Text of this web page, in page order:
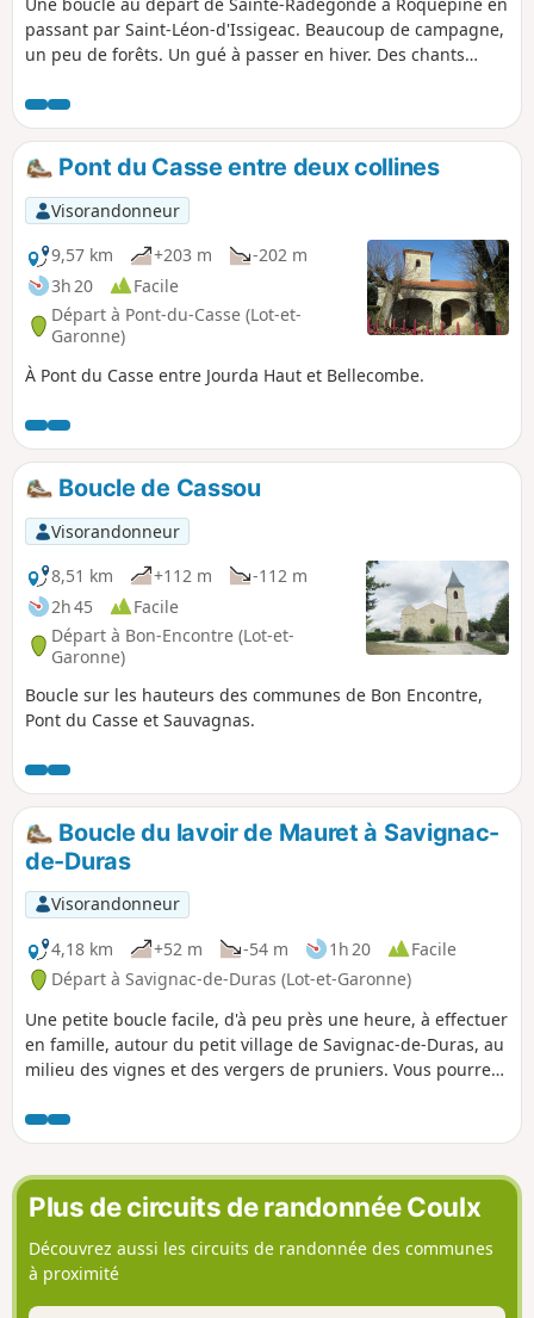
passant par Saint-Léon-d'Issigeac. Beaucoup de campagne,
un peu de forêts. Un gué à passer en hiver. Des chants
petites routes, sans voitures ou presque. Et puis les
vestiges du Moulin de Pincanelle après le Bois de Bayard.
Pont du Casse entre deux collines
Visorandonneur
9,57 km
+203 m
-202 m
3h 20
Facile
Départ à Pont-du-Casse (Lot-et-
Garonne)
À Pont du Casse entre Jourda Haut et Bellecombe.
Boucle de Cassou
Visorandonneur
8,51 km
+112 m
-112 m
2h 45
Facile
Départ à Bon-Encontre (Lot-et-
Garonne)
Boucle sur les hauteurs des communes de Bon Encontre,
Pont du Casse et Sauvagnas.
Boucle du lavoir de Mauret à Savignac-
de-Duras
Visorandonneur
4,18 km
+52 m -54 m 1h 20
Facile
Départ à Savignac-de-Duras (Lot-et-Garonne)
Une petite boucle facile, d'à peu près une heure, à effectuer
en famille, autour du petit village de Savignac-de-Duras, au
milieu des vignes et des vergers de pruniers. Vous pourrez,
promenade.
Plus de circuits de randonnée Coulx
Découvrez aussi les circuits de randonnée des communes
à proximité